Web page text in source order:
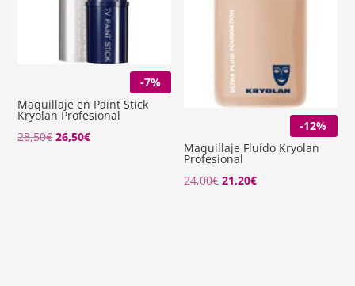
-7%
Maquillaje en Paint Stick
Kryolan Profesional
28,50€El
26,50€El
-12%
Maquillaje Fluído Kryolan
Profesional
24,00€ El
21,20€El